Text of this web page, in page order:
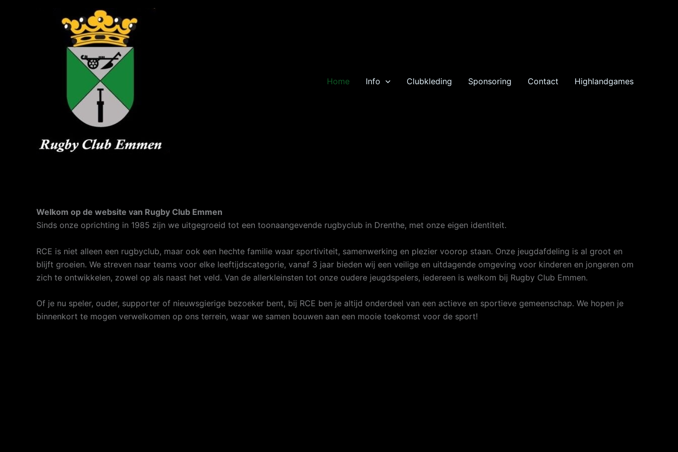
Home Info Clubkleding Sponsoring Contact Highlandgames
Welkom op de website van Rugby Club Emmen
Sinds onze oprichting in 1985 zijn we uitgegroeid tot een toonaangevende rugbyclub in Drenthe, met onze eigen identiteit.
RCE is niet alleen een rugbyclub, maar ook een hechte familie waar sportiviteit, samenwerking en plezier voorop staan. Onze jeugdafdeling is al groot en
blijft groeien. We streven naar teams voor elke leeftijdscategorie, vanaf 3 jaar bieden wij een veilige en uitdagende omgeving voor kinderen en jongeren om
zich te ontwikkelen, zowel op als naast het veld. Van de allerkleinsten tot onze oudere jeugdspelers, iedereen is welkom bij Rugby Club Emmen.
Of je nu speler, ouder, supporter of nieuwsgierige bezoeker bent, bij RCE ben je altijd onderdeel van een actieve en sportieve gemeenschap. We hopen je
binnenkort te mogen verwelkomen op ons terrein, waar we samen bouwen aan een mooie toekomst voor de sport!